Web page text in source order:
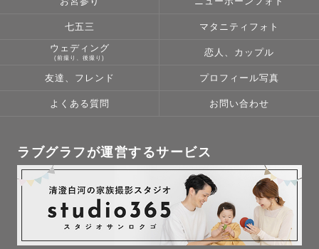
七五三 マタニティフォト
ウェディング
(前撮り、後撮り)
恋人、カップル
友達、フレンド プロフィール写真
よくある質問 お問い合わせ
ラブグラフが運営するサービス